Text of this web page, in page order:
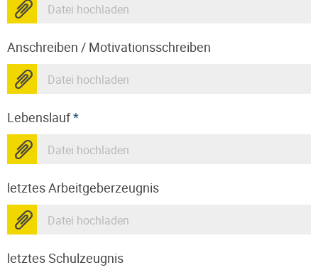
Datei hochladen
Anschreiben / Motivationsschreiben
Datei hochladen
Lebenslauf*
Datei hochladen
letztes Arbeitgeberzeugnis
Datei hochladen
letztes Schulzeugnis